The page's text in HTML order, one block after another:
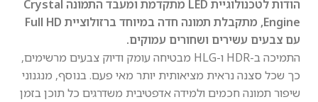
הודות לטכנולוגיית LED מתקדמת ומעבד התמונה Crystal
Engine, מתקבלת תמונה חדה במיוחד ברזולוציית Full HD
עם צבעים עשירים ושחורים עמוקים.
התמיכה ב-HDR ו-HLG מבטיחה עומק ודיוק צבעים מרשימים,
כך שכל סצנה נראית מציאותית יותר מאי פעם. בנוסף, מנגנוני
שיפור תמונה חכמים ולמידה אדפטיבית משדרגים כל תוכן בזמן